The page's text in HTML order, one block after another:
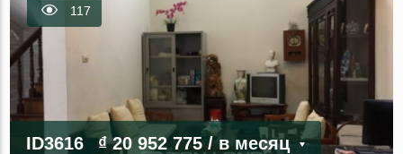
117
ID3616 ₫ 20 952 775/ в месяц